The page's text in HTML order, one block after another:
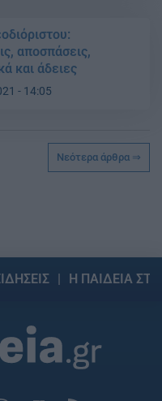
αποσπάσεις,
και άδειες
- 14:05
Νεότερα άρθρα
Η ΠΑΙΔΕΙΑ